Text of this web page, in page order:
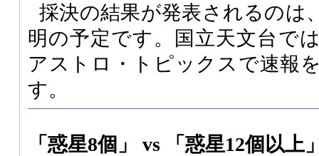
採決の結果が発表されるのは
明の予定です。国立天文台で
アストロ・トピックスで速報
す。
「惑星8個」 vs 「惑星12個以上